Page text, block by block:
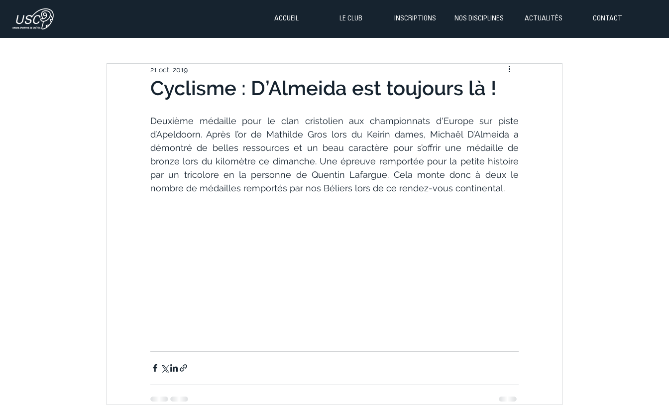
ACCUEIL LE CLUB INSCRIPTIONS NOS DISCIPLINES ACTUALITÉS CONTACT
Cyclisme : D’Almeida est toujours là !
21 oct. 2019
Deuxième médaille pour le clan cristolien aux championnats d'Europe sur piste
d’Apeldoorn. Après l’or de Mathilde Gros lors du Keirin dames, Michaël D’Almeida a
démontré de belles ressources et un beau caractère pour s’offrir une médaille de
bronze lors du kilomètre ce dimanche. Une épreuve remportée pour la petite histoire
par un tricolore en la personne de Quentin Lafargue. Cela monte donc à deux le
nombre de médailles remportés par nos Béliers lors de ce rendez-vous continental.